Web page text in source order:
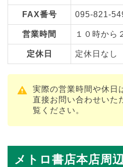
FAX番号 095-821-
営業時間 １０時から
定休日 定休日なし
実際の営業時間や休日
直接お問い合わせいた
覧ください。
メトロ書店本店周